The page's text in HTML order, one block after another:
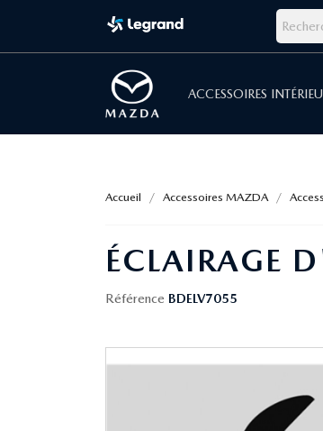
ACCESSOIRES
Accueil Accessoires MAZDA
ÉCLAIRAGE
Référence BDELV7055